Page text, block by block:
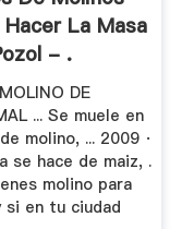
Hacer La Masa
- .
DE
... Se muele en
molino, ... 2009 ·
se hace de maiz, .
molino para
si en tu ciudad